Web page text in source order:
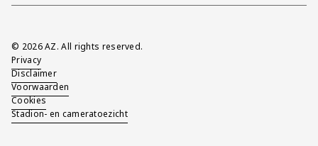
Overig
© 2026 AZ. All rights reserved.
Privacy
Disclaimer
Voorwaarden
Cookies
Stadion- en cameratoezicht